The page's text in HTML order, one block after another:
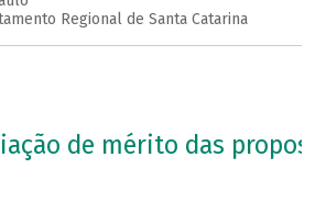
Regional de Santa Catarina
de mérito das